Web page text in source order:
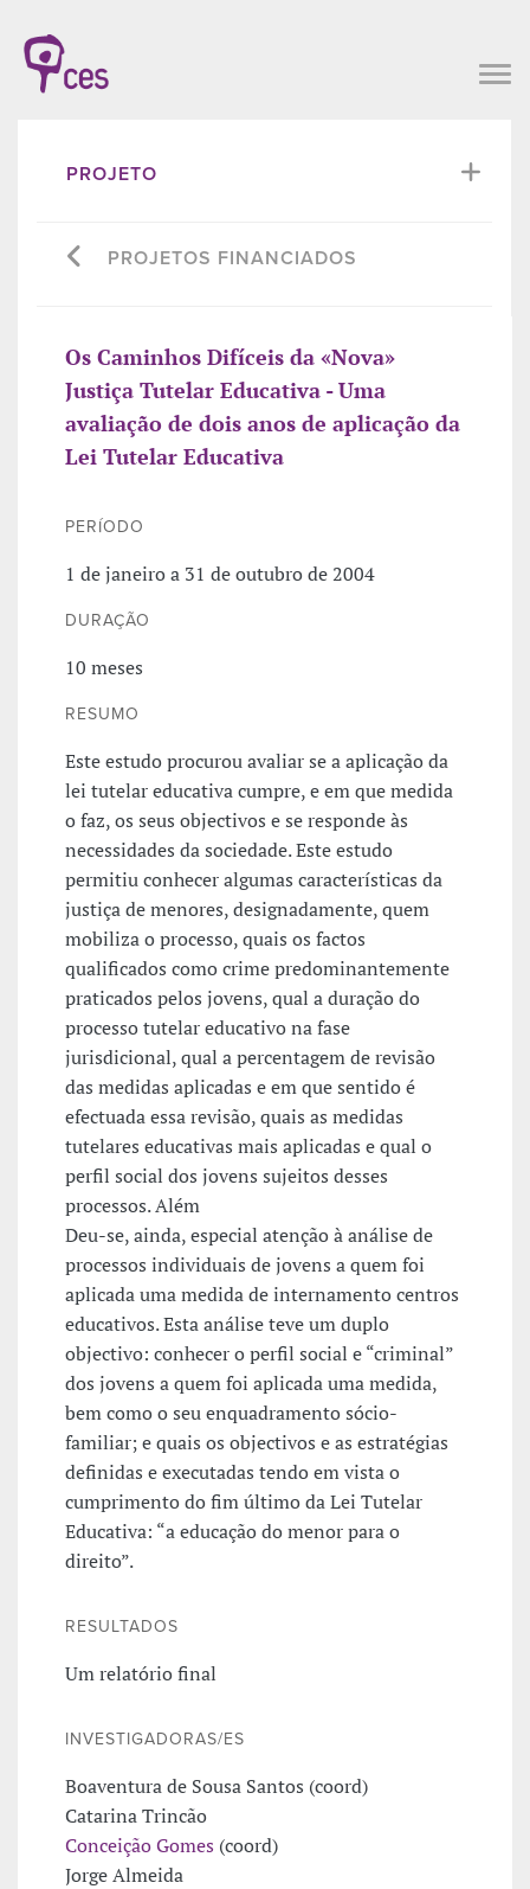
PROJETO
PROJETOS FINANCIADOS
Os Caminhos Difíceis da «Nova»
Justiça Tutelar Educativa - Uma
avaliação de dois anos de aplicação da
Lei Tutelar Educativa
PERÍODO
1 de janeiro a 31 de outubro de 2004
DURAÇÃO
10 meses
RESUMO
Este estudo procurou avaliar se a aplicação da
lei tutelar educativa cumpre, e em que medida
o faz, os seus objectivos e se responde às
necessidades da sociedade. Este estudo
permitiu conhecer algumas características da
justiça de menores, designadamente, quem
mobiliza o processo, quais os factos
qualificados como crime predominantemente
praticados pelos jovens, qual a duração do
processo tutelar educativo na fase
jurisdicional, qual a percentagem de revisão
das medidas aplicadas e em que sentido é
efectuada essa revisão, quais as medidas
tutelares educativas mais aplicadas e qual o
perfil social dos jovens sujeitos desses
processos. Além
Deu-se, ainda, especial atenção à análise de
processos individuais de jovens a quem foi
aplicada uma medida de internamento centros
educativos. Esta análise teve um duplo
objectivo: conhecer o perfil social e “criminal”
dos jovens a quem foi aplicada uma medida,
bem como o seu enquadramento sócio-
familiar; e quais os objectivos e as estratégias
definidas e executadas tendo em vista o
cumprimento do fim último da Lei Tutelar
Educativa: “a educação do menor para o
direito”.
RESULTADOS
Um relatório final
INVESTIGADORAS/ES
Boaventura de Sousa Santos (coord)
Catarina Trincão
Conceição Gomes (coord)
Jorge Almeida